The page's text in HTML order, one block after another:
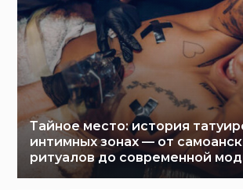
Тайное место: история
интимных зонах — от
ритуалов до современной